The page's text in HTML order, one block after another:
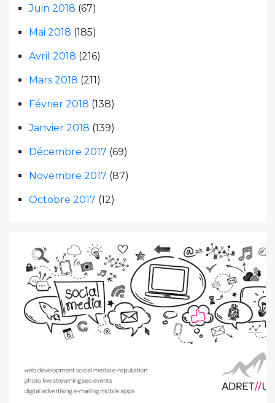
Juin 2018 (67)
Mai 2018 (185)
Avril 2018 (216)
Mars 2018 (211)
Février 2018 (138)
Janvier 2018 (139)
Décembre 2017 (69)
Novembre 2017 (87)
Octobre 2017 (12)